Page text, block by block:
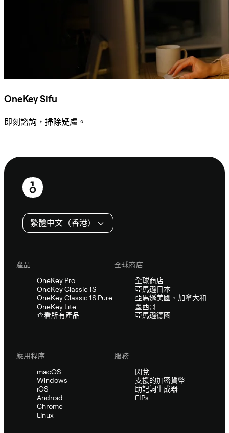
OneKey Sifu
即刻諮詢，掃除疑慮。
頁
繁體中文（香港）
產品
OneKey Pro
OneKey Classic 1S
OneKey Classic 1S Pure
OneKey Lite
查看所有產品
全球商店
全球商店
亞馬遜日本
亞馬遜美國、加拿大和
墨西哥
亞馬遜德國
應用程序
macOS
Windows
iOS
Android
Chrome
Linux
服務
閃兌
支援的加密貨幣
助記詞生成器
EIPs